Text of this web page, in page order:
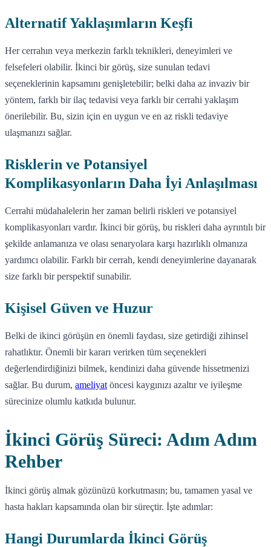
Alternatif Yaklaşımların Keşfi
Her cerrahın veya merkezin farklı teknikleri, deneyimleri ve
felsefeleri olabilir. İkinci bir görüş, size sunulan tedavi
seçeneklerinin kapsamını genişletebilir; belki daha az invaziv bir
yöntem, farklı bir ilaç tedavisi veya farklı bir cerrahi yaklaşım
önerilebilir. Bu, sizin için en uygun ve en az riskli tedaviye
ulaşmanızı sağlar.
Risklerin ve Potansiyel
Komplikasyonların Daha İyi Anlaşılması
Cerrahi müdahalelerin her zaman belirli riskleri ve potansiyel
komplikasyonları vardır. İkinci bir görüş, bu riskleri daha ayrıntılı bir
şekilde anlamanıza ve olası senaryolara karşı hazırlıklı olmanıza
yardımcı olabilir. Farklı bir cerrah, kendi deneyimlerine dayanarak
size farklı bir perspektif sunabilir.
Kişisel Güven ve Huzur
Belki de ikinci görüşün en önemli faydası, size getirdiği zihinsel
rahatlıktır. Önemli bir kararı verirken tüm seçenekleri
değerlendirdiğinizi bilmek, kendinizi daha güvende hissetmenizi
sağlar. Bu durum, ameliyat öncesi kaygınızı azaltır ve iyileşme
sürecinize olumlu katkıda bulunur.
İkinci Görüş Süreci: Adım Adım
Rehber
İkinci görüş almak gözünüzü korkutmasın; bu, tamamen yasal ve
hasta hakları kapsamında olan bir süreçtir. İşte adımlar:
Hangi Durumlarda İkinci Görüş